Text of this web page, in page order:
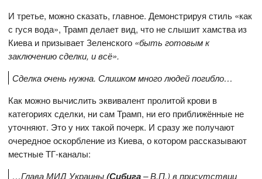
И третье, можно сказать, главное. Демонстрируя стиль «как
с гуся вода», Трамп делает вид, что не слышит хамства из
Киева и призывает Зеленского «быть готовым к
заключению сделки, и всё».
Сделка очень нужна. Слишком много людей погибло…
Как можно вычислить эквивалент пролитой крови в
категориях сделки, ни сам Трамп, ни его приближённые не
уточняют. Это у них такой почерк. И сразу же получают
очередное оскорбление из Киева, о котором рассказывают
местные ТГ-каналы:
…Глава МИД Украины(Сибига– В.П.) в присутствии